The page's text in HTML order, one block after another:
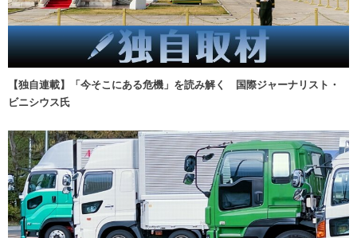
【独自連載】「今そこにある危機」を読み解く 国際ジャーナリスト・
ビニシウス氏